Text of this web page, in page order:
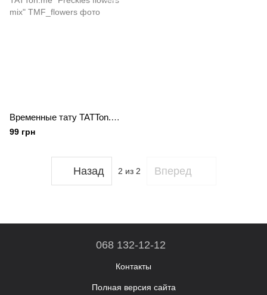
Временные тату TATTon.me "Freckles flowers mix"
99 грн
Назад 2 из 2 Вперед
068 132-12-12
Контакты
Полная версия сайта